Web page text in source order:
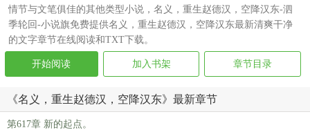
情节与文笔俱佳的其他类型小说，名义，重生赵德汉，空降汉东-泗
季轮回-小说旗免费提供名义，重生赵德汉，空降汉东最新清爽干净
的文字章节在线阅读和TXT下载。
开始阅读 加入书架 章节目录
《名义，重生赵德汉，空降汉东》最新章节
第617章 新的起点。